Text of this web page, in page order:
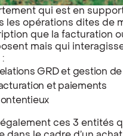
qui est en
les opérations dites de
que la facturation
mais qui
GRD et gestion
et paiements
également ces 3 entités